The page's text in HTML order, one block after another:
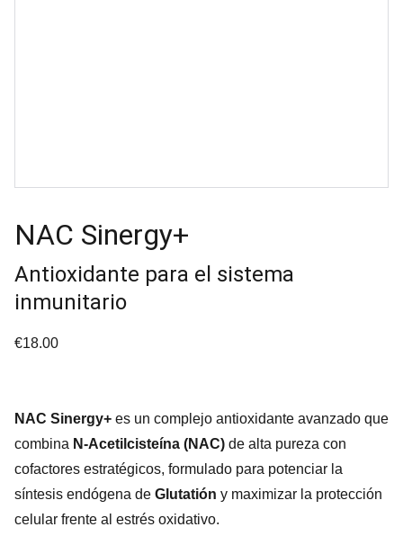
NAC Sinergy+
Antioxidante para el sistema
inmunitario
€18.00
NAC Sinergy+ es un complejo antioxidante avanzado que
combina N-Acetilcisteína (NAC) de alta pureza con
cofactores estratégicos, formulado para potenciar la
síntesis endógena de Glutatión y maximizar la protección
celular frente al estrés oxidativo.